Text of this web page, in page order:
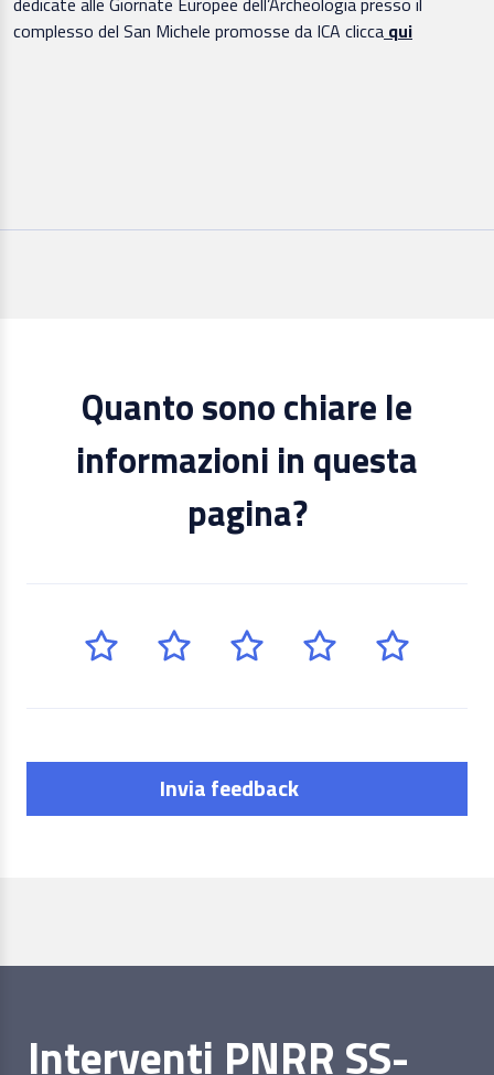
complesso del San Michele promosse da ICA clicca qui
Quanto sono chiare le
informazioni in questa
pagina?
Invia feedback
Interventi PNRR SS-